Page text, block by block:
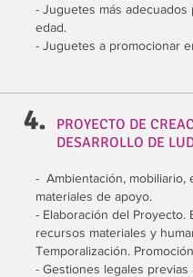
- Juguetes más adecuados
edad.
- Juguetes a promocionar
PROYECTO DE
DESARROLLO DE
4.
- Ambientación, mobiliario,
materiales de apoyo.
- Elaboración del Proyecto.
recursos materiales y
Temporalización.
- Gestiones legales previas